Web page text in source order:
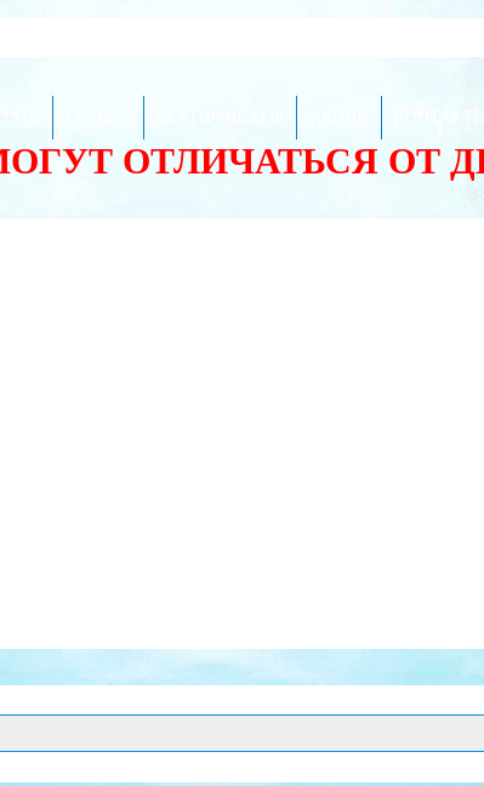
ОТЛИЧАТЬСЯ ОТ